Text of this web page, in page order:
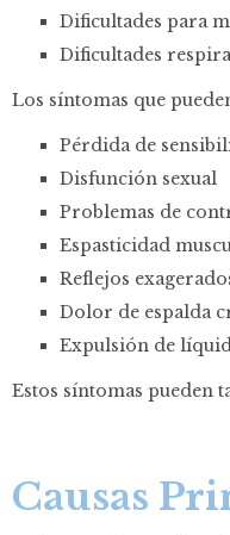
Dificultades para
Dificultades
Los síntomas que
Pérdida de
Disfunción sexual
Problemas de
Espasticidad
Reflejos
Dolor de espalda
Expulsión de
Estos síntomas pueden
Causas